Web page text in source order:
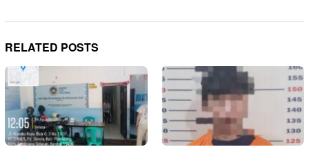
RELATED POSTS